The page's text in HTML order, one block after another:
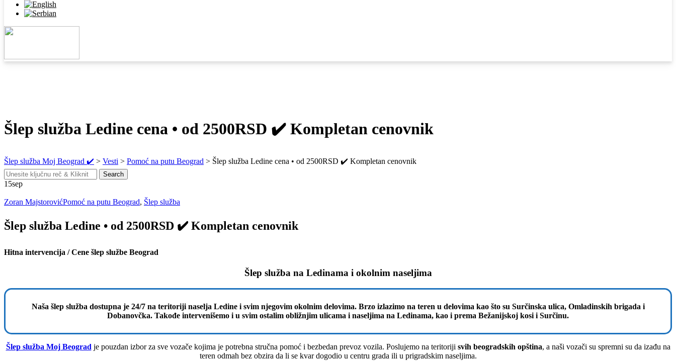
Šlep služba Ledine cena • od 2500RSD ✔️ Kompletan cenovnik
Šlep služba Moj Beograd ✔️ > Vesti > Pomoć na putu Beograd > Šlep služba Ledine cena • od 2500RSD ✔️ Kompletan cenovnik
Search
for:
Search
15sep
Zoran MajstorovićPomoć na putu Beograd, Šlep služba
Šlep služba Ledine • od 2500RSD ✔️ Kompletan cenovnik
Hitna intervencija / Cene šlep službe Beograd
Šlep služba na Ledinama i okolnim naseljima
Naša šlep služba dostupna je 24/7 na teritoriji naselja Ledine i svim njegovim okolnim delovima. Brzo izlazimo na teren u delovima kao što su Surčinska ulica, Omladinskih brigada i
Dobanovčka. Takođe intervenišemo i u svim ostalim obližnjim ulicama i naseljima na Ledinama, kao i prema Bežanijskoj kosi i Surčinu.
Šlep služba Moj Beograd je pouzdan izbor za sve vozače kojima je potrebna stručna pomoć i bezbedan prevoz vozila. Poslujemo na teritoriji svih beogradskih opština, a naši vozači su spremni su da izađu na
teren odmah bez obzira da li se kvar dogodio u centru grada ili u prigradskim naseljima.